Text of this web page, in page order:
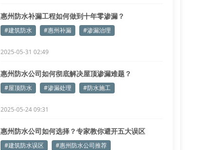
惠州防水补漏工程如何做到十年零渗漏？
#建筑防水 #惠州补漏 #渗漏治理
2025-05-31 02:49
惠州防水公司如何彻底解决屋顶渗漏难题？
#屋顶防水 #渗漏处理 #防水施工
2025-05-24 09:31
惠州防水公司如何选择？专家教你避开五大误区
#建筑防水误区
#惠州防水公司推荐